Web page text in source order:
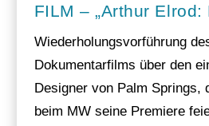
FILM – „Arthur Elrod:
Wiederholungsvorführung
Dokumentarfilms über den
Designer von Palm Springs,
beim MW seine Premiere